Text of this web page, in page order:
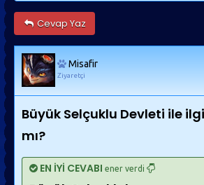
Cevap Yaz
Misafir
Ziyaretçi
Büyük Selçuklu Devleti ile
mı?
EN İYİ CEVABI ener verdi